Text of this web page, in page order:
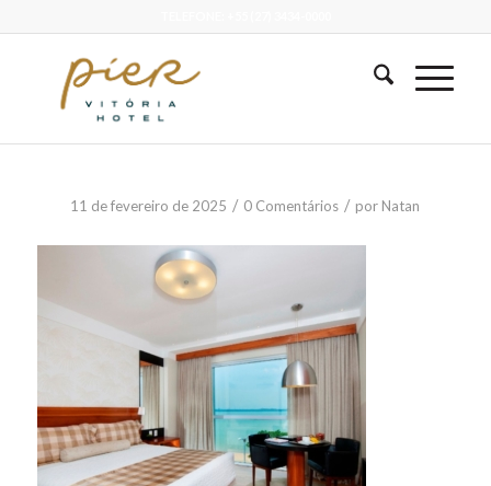
11 de fevereiro de 2025 / 0 Comentários / por Natan